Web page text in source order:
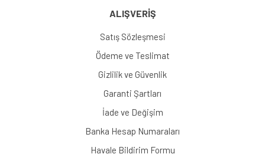
ALIŞVERİŞ
Satış Sözleşmesi
Ödeme ve Teslimat
Gizlilik ve Güvenlik
Garanti Şartları
İade ve Değişim
Banka Hesap Numaraları
Havale Bildirim Formu